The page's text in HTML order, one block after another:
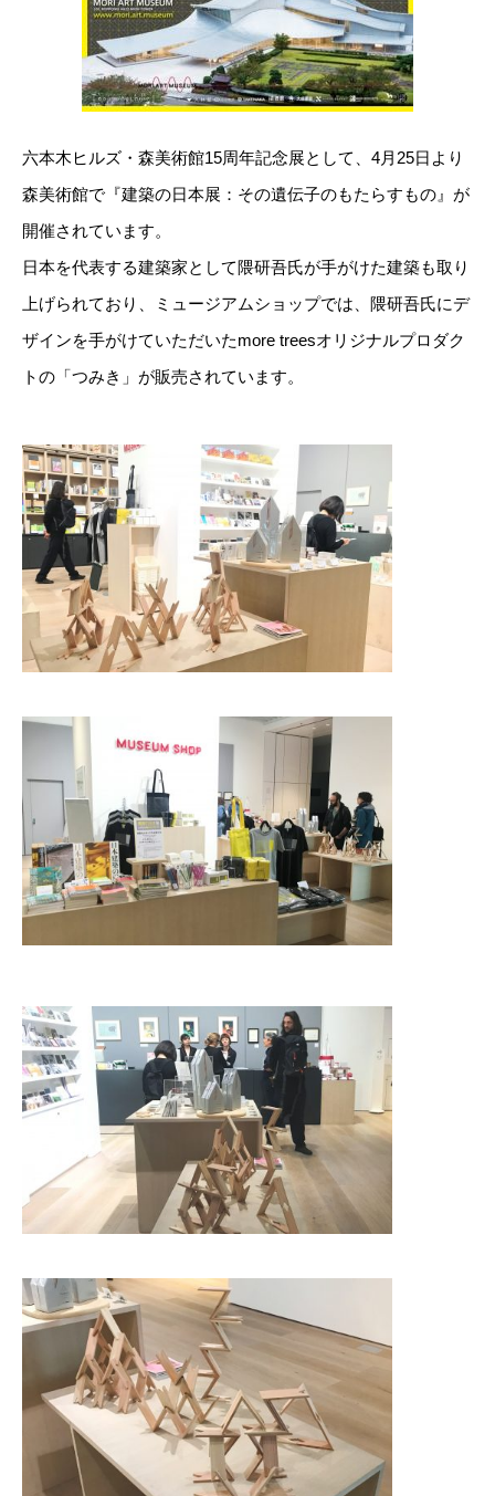
六本木ヒルズ・森美術館15周年記念展として、4月25日より
森美術館で『建築の日本展：その遺伝子のもたらすもの』が
開催されています。
日本を代表する建築家として隈研吾氏が手がけた建築も取り
上げられており、ミュージアムショップでは、隈研吾氏にデ
ザインを手がけていただいたmore treesオリジナルプロダク
トの「つみき」が販売されています。